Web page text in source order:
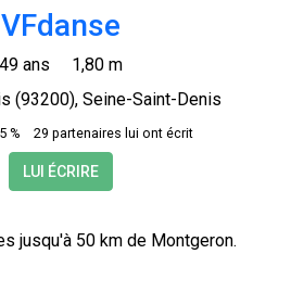
VFdanse
49 ans
1,80 m
(93200), Seine-Saint-Denis
% 29 partenaires lui ont écrit
LUI ÉCRIRE
jusqu'à 50 km de Montgeron.